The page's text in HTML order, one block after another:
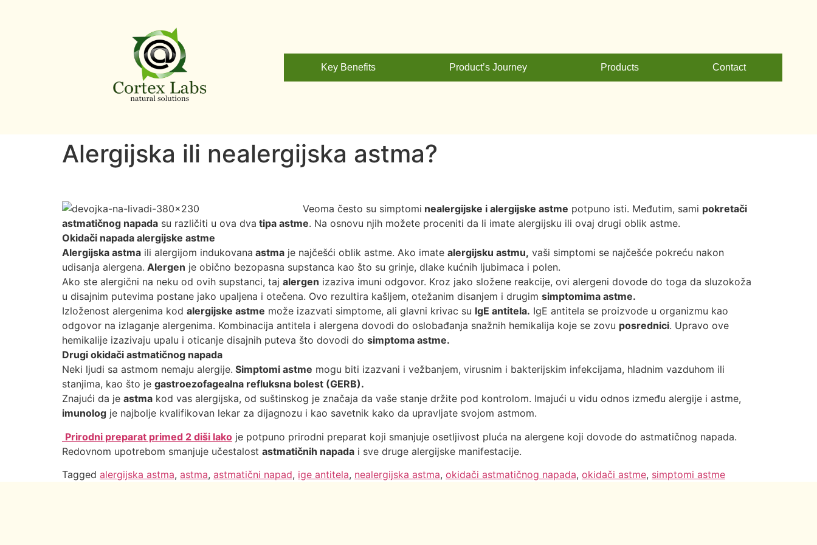
Key Benefits Product’s Journey Products Contact
Alergijska ili nealergijska astma?
Veoma često su simptomi nealergijske i alergijske astme potpuno isti. Međutim, sami pokretači
astmatičnog napada su različiti u ova dva tipa astme. Na osnovu njih možete proceniti da li imate alergijsku ili ovaj drugi oblik astme.
Okidači napada alergijske astme
Alergijska astma ili alergijom indukovana astma je najčešći oblik astme. Ako imate alergijsku astmu, vaši simptomi se najčešće pokreću nakon
udisanja alergena. Alergen je obično bezopasna supstanca kao što su grinje, dlake kućnih ljubimaca i polen.
Ako ste alergični na neku od ovih supstanci, taj alergen izaziva imuni odgovor. Kroz jako složene reakcije, ovi alergeni dovode do toga da sluzokoža
u disajnim putevima postane jako upaljena i otečena. Ovo rezultira kašljem, otežanim disanjem i drugim simptomima astme.
Izloženost alergenima kod alergijske astme može izazvati simptome, ali glavni krivac su IgE antitela. IgE antitela se proizvode u organizmu kao
odgovor na izlaganje alergenima. Kombinacija antitela i alergena dovodi do oslobađanja snažnih hemikalija koje se zovu posrednici. Upravo ove
hemikalije izazivaju upalu i oticanje disajnih puteva što dovodi do simptoma astme.
Drugi okidači astmatičnog napada
Neki ljudi sa astmom nemaju alergije. Simptomi astme mogu biti izazvani i vežbanjem, virusnim i bakterijskim infekcijama, hladnim vazduhom ili
stanjima, kao što je gastroezofagealna refluksna bolest (GERB).
Znajući da je astma kod vas alergijska, od suštinskog je značaja da vaše stanje držite pod kontrolom. Imajući u vidu odnos između alergije i astme,
imunolog je najbolje kvalifikovan lekar za dijagnozu i kao savetnik kako da upravljate svojom astmom.
Prirodni preparat primed 2 diši lako je potpuno prirodni preparat koji smanjuje osetljivost pluća na alergene koji dovode do astmatičnog napada.
Redovnom upotrebom smanjuje učestalost astmatičnih napada i sve druge alergijske manifestacije.
Tagged alergijska astma, astma, astmatični napad, ige antitela, nealergijska astma, okidači astmatičnog napada, okidači astme, simptomi astme